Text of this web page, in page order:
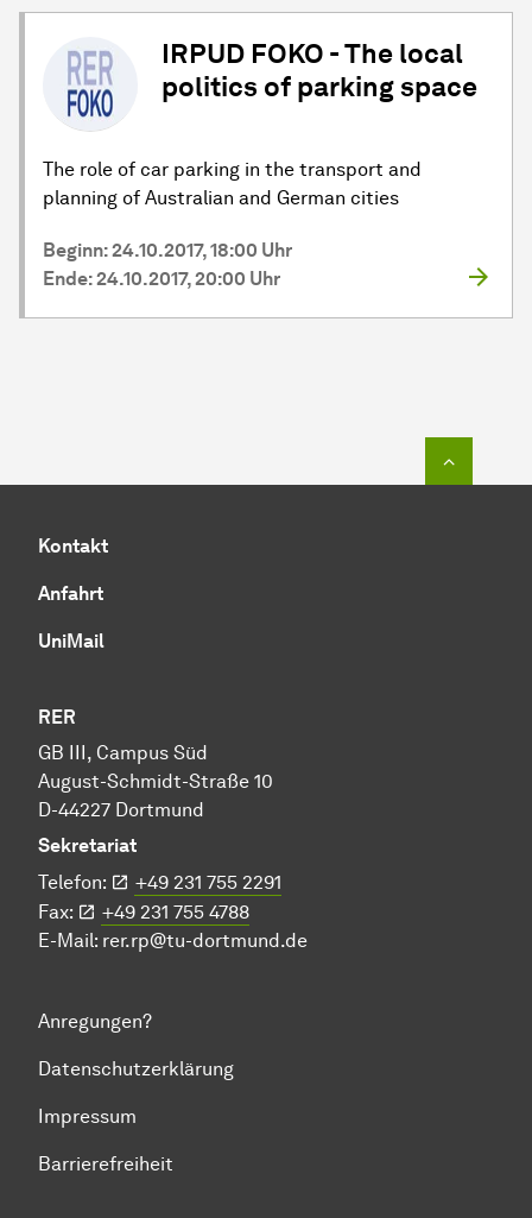
IRPUD FOKO - The local
politics of parking space
The role of car parking in the transport and
planning of Australian and German cities
Beginn: 24.10.2017, 18:00 Uhr
Ende: 24.10.2017, 20:00 Uhr
Kontakt
Anfahrt
UniMail
RER
GB III, Campus Süd
August-Schmidt-Straße 10
D-44227 Dortmund
Sekretariat
Telefon:
+49 231 755 2291
Fax:
+49 231 755 4788
E-Mail: rer.rp@tu-dortmund.de
Anregungen?
Datenschutzerklärung
Impressum
Barrierefreiheit